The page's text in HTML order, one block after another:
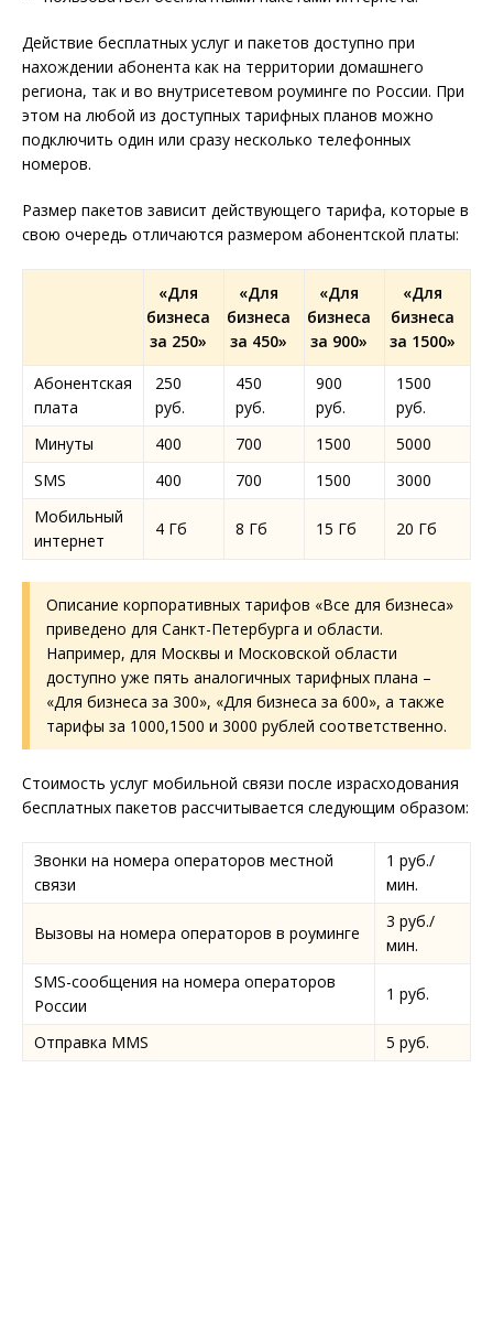
Действие бесплатных услуг и пакетов доступно при
нахождении абонента как на территории домашнего
региона, так и во внутрисетевом роуминге по России. При
этом на любой из доступных тарифных планов можно
подключить один или сразу несколько телефонных
номеров.
Размер пакетов зависит действующего тарифа, которые в
свою очередь отличаются размером абонентской платы:
«Для
бизнеса
за 250»
«Для
бизнеса
за 450»
«Для
бизнеса
за 900»
«Для
бизнеса
за 1500»
Абонентская
плата
250
руб.
450
руб.
900
руб.
1500
руб.
Минуты
400 700 1500
5000
SMS
400 700 1500
3000
Мобильный
интернет
4 Гб 8 Гб 15 Гб 20 Гб
Описание корпоративных тарифов «Все для бизнеса»
приведено для Санкт-Петербурга и области.
Например, для Москвы и Московской области
доступно уже пять аналогичных тарифных плана –
«Для бизнеса за 300», «Для бизнеса за 600», а также
тарифы за 1000,1500 и 3000 рублей соответственно.
Стоимость услуг мобильной связи после израсходования
бесплатных пакетов рассчитывается следующим образом:
Звонки на номера операторов местной
связи
1 руб./
мин.
Вызовы на номера операторов в роуминге
3 руб./
мин.
SMS-сообщения на номера операторов
России
1 руб.
Отправка MMS 5 руб.